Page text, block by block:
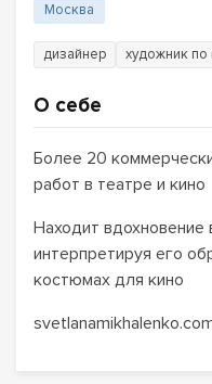
Москва
дизайнер художник по
О себе
Более 20
работ в театре и кино
Находит вдохновение
интерпретируя его
костюмах для кино